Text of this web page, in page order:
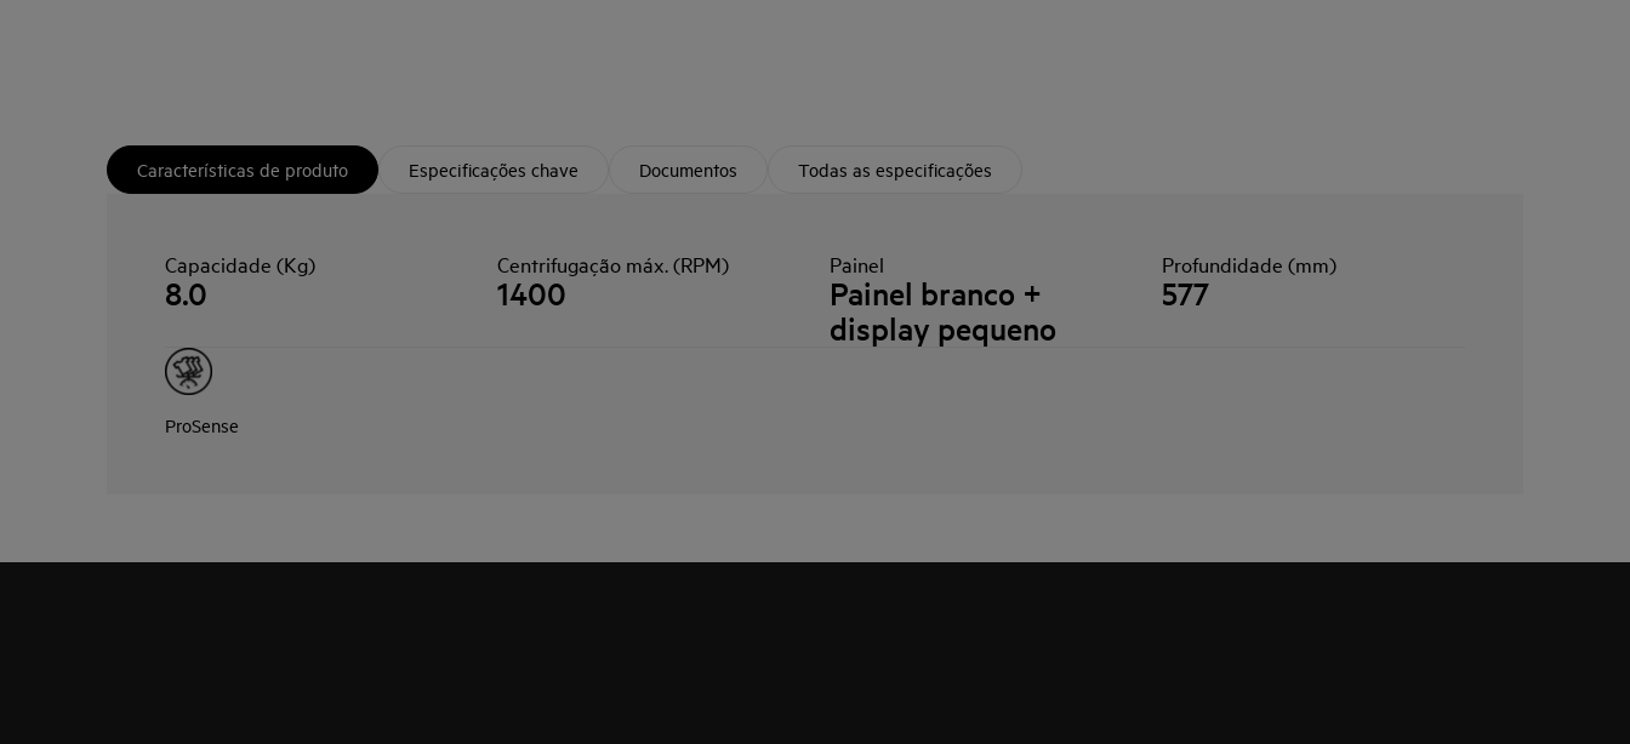
Características de produto Especificações chave Documentos Todas as especificações
Capacidade (Kg)
8.0
Centrifugação máx. (RPM)
1400
Painel
Painel branco +
display pequeno
Profundidade (mm)
577
ProSense